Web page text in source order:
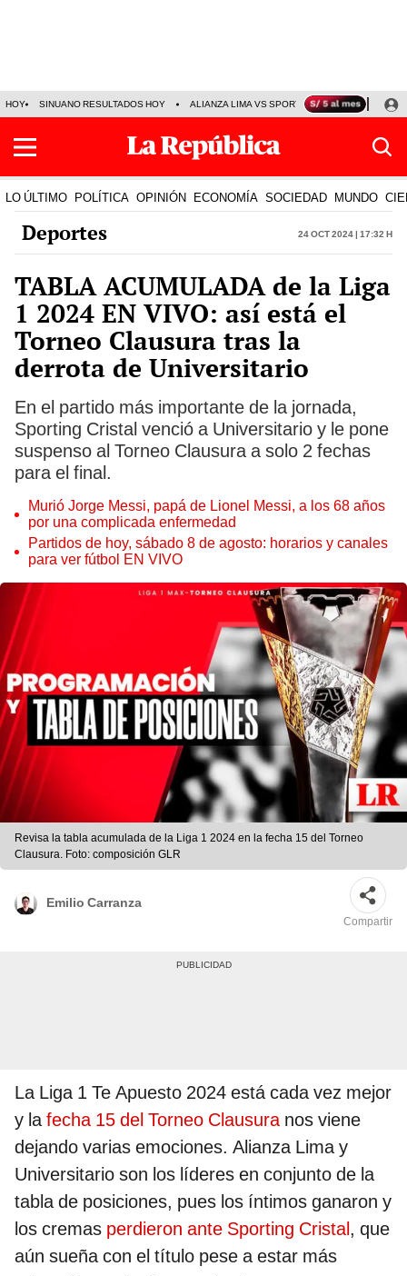
HOY SINUANO RESULTADOS HOY ALIANZA LIMA VS SPORT BOYS JORGE
LO ÚLTIMO POLÍTICA OPINIÓN ECONOMÍA SOCIEDAD MUNDO
Deportes 24 Oct 2024 | 17:32 h
TABLA ACUMULADA de la Liga
1 2024 EN VIVO: así está el
Torneo Clausura tras la
derrota de Universitario
En el partido más importante de la jornada,
Sporting Cristal venció a Universitario y le pone
suspenso al Torneo Clausura a solo 2 fechas
para el final.
Murió Jorge Messi, papá de Lionel Messi, a los 68 años
por una complicada enfermedad
Partidos de hoy, sábado 8 de agosto: horarios y canales
para ver fútbol EN VIVO
Revisa la tabla acumulada de la Liga 1 2024 en la fecha 15 del Torneo
Clausura. Foto: composición GLR
Emilio Carranza
Compartir
La Liga 1 Te Apuesto 2024 está cada vez mejor
y lafecha 15 del Torneo Clausuranos viene
dejando varias emociones. Alianza Lima y
Universitario son los líderes en conjunto de la
tabla de posiciones, pues los íntimos ganaron y
los cremas perdieron ante Sporting Cristal, que
aún sueña con el título pese a estar más